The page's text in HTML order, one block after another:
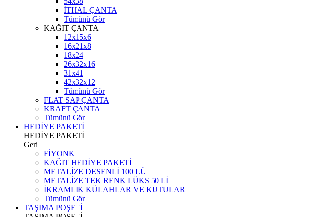
İTHAL ÇANTA
Tümünü Gör
KAĞIT ÇANTA
12x15x6
16x21x8
18x24
26x32x16
31x41
42x32x12
Tümünü Gör
FLAT SAP ÇANTA
KRAFT ÇANTA
Tümünü Gör
HEDİYE PAKETİ
HEDİYE PAKETİ
Geri
FİYONK
KAĞIT HEDİYE PAKETİ
METALİZE DESENLİ 100 LÜ
METALİZE TEK RENK LÜKS 50 Lİ
İKRAMLIK KÜLAHLAR VE KUTULAR
Tümünü Gör
TAŞIMA POŞETİ